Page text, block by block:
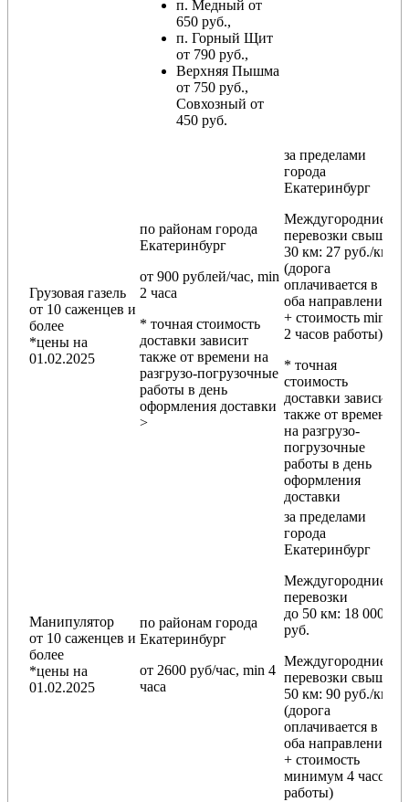
п. Медный от
650 руб.,
п. Горный Щит
от 790 руб.,
Верхняя Пышма
от 750 руб.,
Совхозный от
450 руб.
Грузовая газель
от 10 саженцев и
более
*цены на
01.02.2025
по районам города
Екатеринбург
от 900 рублей/час, min
2 часа
* точная стоимость
доставки зависит
также от времени на
разгрузо-погрузочные
работы в день
оформления доставки
>
за пределами
города
Екатеринбург
Междугородние
перевозки свыше
30 км: 27 руб./км
(дорога
оплачивается в
оба направления
+ стоимость min
2 часов работы)
* точная
стоимость
доставки зависит
также от времени
на разгрузо-
погрузочные
работы в день
оформления
доставки
Манипулятор
от 10 саженцев и
более
*цены на
01.02.2025
по районам города
Екатеринбург
от 2600 руб/час, min 4
часа
за пределами
города
Екатеринбург
Междугородние
перевозки
до 50 км: 18 000
руб.
Междугородние
перевозки свыше
50 км: 90 руб./км
(дорога
оплачивается в
оба направления
+ стоимость
минимум 4 часов
работы)